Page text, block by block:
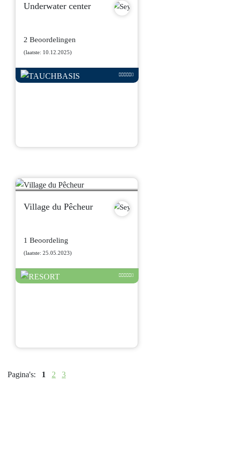
Underwater center
2 Beoordelingen
(laatste: 10.12.2025)
Village du Pêcheur
1 Beoordeling
(laatste: 25.05.2023)
Pagina's: 1 2 3